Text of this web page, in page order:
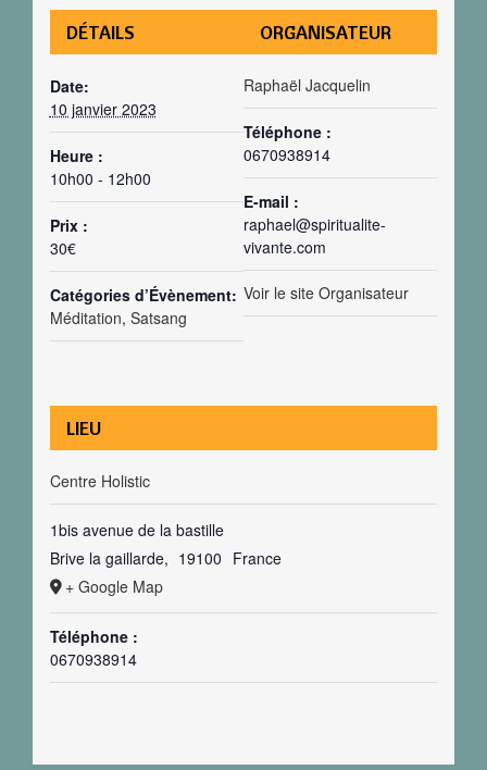
DÉTAILS
Date:
10 janvier 2023
Heure :
10h00 - 12h00
Prix :
30€
Catégories d’Évènement:
Méditation, Satsang
LIEU
Centre Holistic
1bis avenue de la bastille
Brive la gaillarde, 19100 France
+ Google Map
Téléphone :
0670938914
ORGANISATEUR
Raphaël Jacquelin
Téléphone :
0670938914
E-mail :
raphael@spiritualite-
vivante.com
Voir le site Organisateur